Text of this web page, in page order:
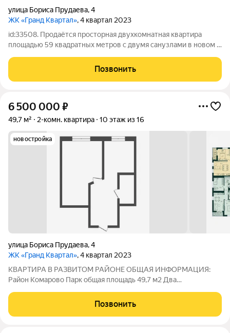
улица Бориса Прудаева,4
ЖК «Гранд Квартал», 4 квартал 2023
id:33508. Продаётся просторная двухкомнатная квартира
площадью 59 квадратных метров с двумя санузлами в новом и
этаже, что обеспечивает прекрасный вид из окон. В квартире
есть две изолированные
Позвонить
6 500 000 ₽
49,7 м² 2-комн. квартира 10 этаж из 16
новостройка
улица Бориса Прудаева,4
ЖК «Гранд Квартал», 4 квартал 2023
КВАРТИРА В РАЗВИТОМ РАЙОНЕ ОБЩАЯ ИНФОРМАЦИЯ:
Район Комарово Парк общая площадь 49,7 м2 Два
Позвонить